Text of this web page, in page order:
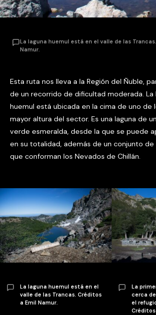
La laguna huemul está en el valle de las
Namur.
Esta ruta nos lleva a la Región del Ñuble,
de un recorrido de dificultad moderada. La
huemul está ubicada en la cima de uno de
mayor altura del sector. Es una laguna de
verde esmeralda, desde la que se puede
en su totalidad, además de un conjunto de
que conforman los Nevados de Chillán.
La laguna huemul está en el
valle de las Trancas. Créditos
a Emil Namur.
La
cerca
el
Créditos